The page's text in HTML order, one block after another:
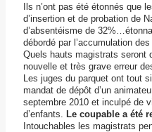
Ils n’ont pas été étonnés que
d’insertion et de probation de
d’absentéisme de
débordé par l’accumulation
Quels hauts magistrats seront
nouvelle et très grave erreur
Les juges du parquet ont tout
mandat de dépôt d’un
septembre 2010 et inculpé de
d’enfants. Le coupable a été
Intouchables les magistrats